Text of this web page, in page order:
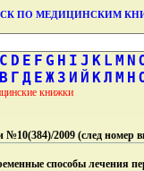
ПО МЕДИЦИНСКИМ
C D E F G H I J K L M N
В Г Д Е Ж З И Й КЛ М Н
книжки
2009 (след номер
способы лечения